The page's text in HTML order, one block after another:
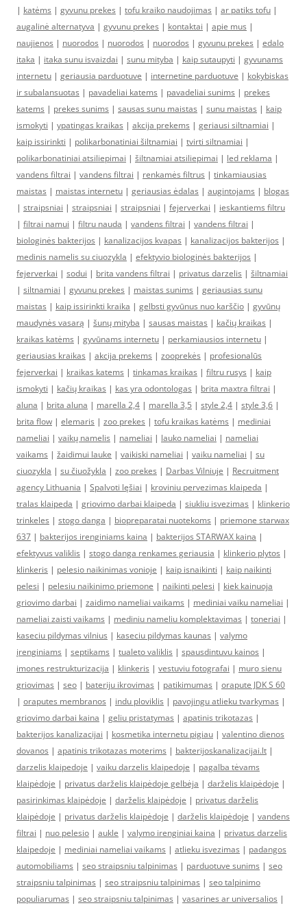
| katėms | gyvunu prekes | tofu kraiko naudojimas | ar patiks tofu |
augalinė alternatyva | gyvunu prekes | kontaktai | apie mus |
naujienos | nuorodos | nuorodos | nuorodos | gyvunu prekes | edalo
itaka | itaka sunu isvaizdai | sunu mityba | kaip sutaupyti | gyvunams
internetu | geriausia parduotuve | internetine parduotuve | kokybiskas
ir subalansuotas | pavadeliai katems | pavadeliai sunims | prekes
katems | prekes sunims | sausas sunu maistas | sunu maistas | kaip
ismokyti | ypatingas kraikas | akcija prekems | geriausi siltnamiai |
kaip issirinkti | polikarbonatiniai šiltnamiai | tvirti siltnamiai |
polikarbonatiniai atsiliepimai | šiltnamiai atsiliepimai | led reklama |
vandens filtrai | vandens filtrai | renkamės filtrus | tinkamiausias
maistas | maistas internetu | geriausias ėdalas | augintojams | blogas
| straipsniai | straipsniai | straipsniai | fejerverkai | ieskantiems filtru
| filtrai namui | filtru nauda | vandens filtrai | vandens filtrai |
biologinės bakterijos | kanalizacijos kvapas | kanalizacijos bakterijos |
medinis namelis su ciuozykla | efektyvio biologinės bakterijos |
fejerverkai | sodui | brita vandens filtrai | privatus darzelis | šiltnamiai
| siltnamiai | gyvunu prekes | maistas sunims | geriausias sunu
maistas | kaip issirinkti kraika | gelbsti gyvūnus nuo karščio | gyvūnų
maudynės vasarą | šunų mityba | sausas maistas | kačių kraikas |
kraikas katėms | gyvūnams internetu | perkamiausios internetu |
geriausias kraikas | akcija prekems | zooprekės | profesionalūs
fejerverkai | kraikas katems | tinkamas kraikas | filtru rusys | kaip
ismokyti | kačių kraikas | kas yra odontologas | brita maxtra filtrai |
aluna | brita aluna | marella 2,4 | marella 3,5 | style 2,4 | style 3,6 |
brita flow | elemaris | zoo prekes | tofu kraikas katėms | mediniai
nameliai | vaikų namelis | nameliai | lauko nameliai | nameliai
vaikams | žaidimui lauke | vaikiski nameliai | vaiku nameliai | su
ciuozykla | su čiuožykla | zoo prekes | Darbas Vilniuje | Recruitment
agency Lithuania | Spalvoti lęšiai | kroviniu pervezimas klaipeda |
tralas klaipeda | griovimo darbai klaipeda | siukliu isvezimas | klinkerio
trinkeles | stogo danga | biopreparatai nuotekoms | priemone starwax
637 | bakterijos irenginiams kaina | bakterijos STARWAX kaina |
efektyvus valiklis | stogo danga renkames geriausia | klinkerio plytos |
klinkeris | pelesio naikinimas vonioje | kaip isnaikinti | kaip naikinti
pelesi | pelesiu naikinimo priemone | naikinti pelesi | kiek kainuoja
griovimo darbai | zaidimo nameliai vaikams | mediniai vaiku nameliai |
nameliai zaisti vaikams | mediniu nameliu komplektavimas | toneriai |
kaseciu pildymas vilnius | kaseciu pildymas kaunas | valymo
įrenginiams | septikams | tualeto valiklis | spausdintuvu kainos |
imones restrukturizacija | klinkeris | vestuviu fotografai | muro sienu
griovimas | seo | bateriju ikrovimas | patikimumas | orapute JDK S 60
| oraputes membranos | indu ploviklis | pavojingu atlieku tvarkymas |
griovimo darbai kaina | geliu pristatymas | apatinis trikotazas |
bakterijos kanalizacijai | kosmetika internetu pigiau | valentino dienos
dovanos | apatinis trikotazas moterims | bakterijoskanalizacijai.lt |
darzelis klaipedoje | vaiku darzelis klaipedoje | pagalba tėvams
klaipėdoje | privatus darželis klaipėdoje gelbėja | darželis klaipėdoje |
pasirinkimas klaipėdoje | darželis klaipėdoje | privatus darželis
klaipėdoje | privatus darželis klaipėdoje | darželis klaipėdoje | vandens
filtrai | nuo pelesio | aukle | valymo irenginiai kaina | privatus darzelis
klaipedoje | mediniai nameliai vaikams | atlieku isvezimas | padangos
automobiliams | seo straipsniu talpinimas | parduotuve sunims | seo
straipsniu talpinimas | seo straipsniu talpinimas | seo talpinimo
populiarumas | seo straipsniu talpinimas | vasarines ar universalios |